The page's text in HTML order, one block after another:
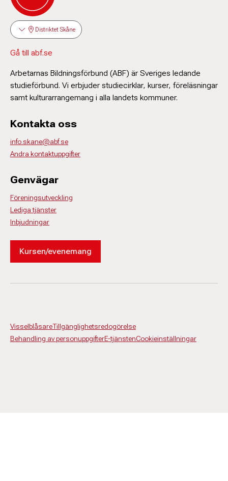
Distriktet Skåne
Gå till abf.se
Arbetarnas Bildningsförbund (ABF) är Sveriges ledande
studieförbund. Vi erbjuder studiecirklar, kurser, föreläsningar
samt kulturarrangemang i alla landets kommuner.
Kontakta oss
info.skane@abf.se
Andra kontaktuppgifter
Genvägar
Föreningsutveckling
Lediga tjänster
Inbjudningar
Kursen/evenemang
VisselblåsareTillgänglighetsredogörelse
Behandling av personuppgifterE-tjänstenCookieinställningar